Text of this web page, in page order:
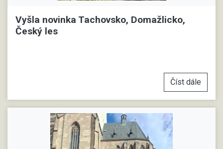
Vyšla novinka Tachovsko, Domažlicko,
Český les
Číst dále